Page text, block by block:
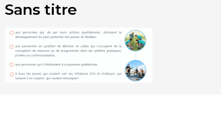
Sans titre